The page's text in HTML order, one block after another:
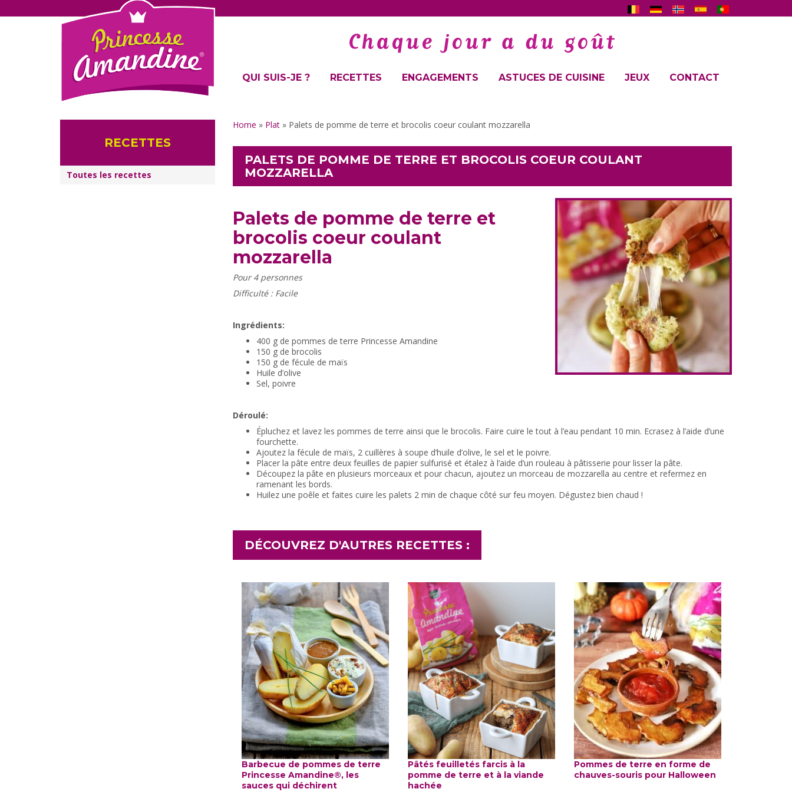
QUI SUIS-JE ? RECETTES ENGAGEMENTS ASTUCES DE CUISINE JEUX CONTACT
Home » Plat» Palets de pomme de terre et brocolis coeur coulant mozzarella
PALETS DE POMME DE TERRE ET BROCOLIS COEUR COULANT
MOZZARELLA
Palets de pomme de terre et
brocolis coeur coulant
mozzarella
Pour 4 personnes
Difficulté : Facile
Ingrédients:
400 g de pommes de terre Princesse Amandine
150 g de brocolis
150 g de fécule de maïs
Huile d’olive
Sel, poivre
Déroulé:
Épluchez et lavez les pommes de terre ainsi que le brocolis. Faire cuire le tout à l’eau pendant 10 min. Ecrasez à l’aide d’une
fourchette.
Ajoutez la fécule de maïs, 2 cuillères à soupe d’huile d’olive, le sel et le poivre.
Placer la pâte entre deux feuilles de papier sulfurisé et étalez à l’aide d’un rouleau à pâtisserie pour lisser la pâte.
Découpez la pâte en plusieurs morceaux et pour chacun, ajoutez un morceau de mozzarella au centre et refermez en
ramenant les bords.
Huilez une poêle et faites cuire les palets 2 min de chaque côté sur feu moyen. Dégustez bien chaud !
DÉCOUVREZ D'AUTRES RECETTES :
Barbecue de pommes de terre
Princesse Amandine®, les
sauces qui déchirent
Pâtés feuilletés farcis à la
pomme de terre et à la viande
hachée
Pommes de terre en forme de
chauves-souris pour Halloween
RECETTES
Toutes les recettes